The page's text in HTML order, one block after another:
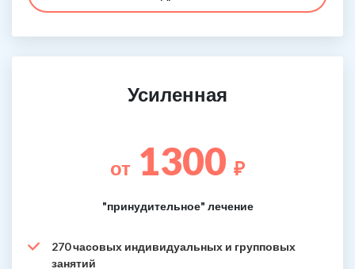
Усиленная
от 1300 ₽
"принудительное" лечение
270 часовых индивидуальных и групповых
занятий